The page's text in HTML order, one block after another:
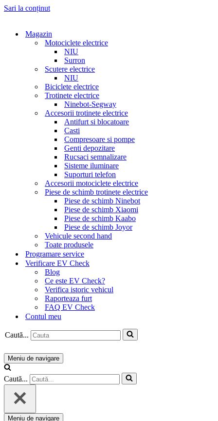
Sari la conținut
Magazin
Motociclete electrice
NIU
Surron
Scutere electrice
NIU
Biciclete electrice
Trotinete electrice
Ninebot-Segway
Accesorii trotinete electrice
Antifurt si blocatoare
Casti
Compresoare si pompe
Genti depozitare
Rucsaci semnalizare
Sisteme iluminare
Suporturi telefon
Accesorii motociclete electrice
Piese de schimb trotinete electrice
Piese de schimb Ninebot
Piese de schimb Xiaomi
Piese de schimb Kaabo
Piese de schimb Joyor
Vehicule second hand
Toate produsele
Programare service
Verificare EV Check
Blog
Ce este EV Check?
Verifica istoric vehicul
Raporteaza furt
FAQ EV Check
Contul meu
Caută...
Meniu de navigare
Caută...
Meniu de navigare